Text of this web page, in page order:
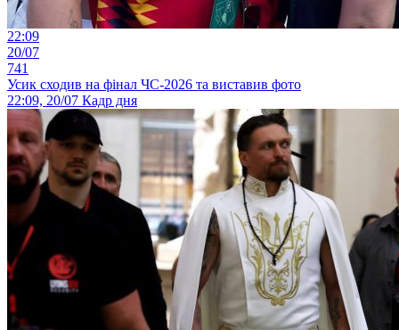
22:09
20/07
741
Усик сходив на фінал ЧС-2026 та виставив фото
22:09, 20/07 Кадр дня